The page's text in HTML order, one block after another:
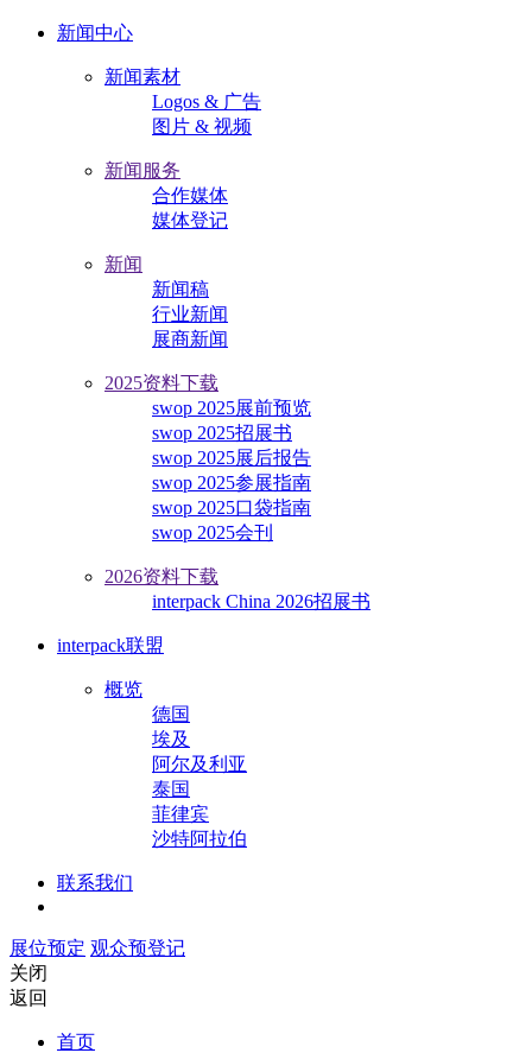
新闻中心
新闻素材
Logos & 广告
图片 & 视频
新闻服务
合作媒体
媒体登记
新闻
新闻稿
行业新闻
展商新闻
2025资料下载
swop 2025展前预览
swop 2025招展书
swop 2025展后报告
swop 2025参展指南
swop 2025口袋指南
swop 2025会刊
2026资料下载
interpack China 2026招展书
interpack联盟
概览
德国
埃及
阿尔及利亚
泰国
菲律宾
沙特阿拉伯
联系我们
展位预定 观众预登记
关闭
返回
首页